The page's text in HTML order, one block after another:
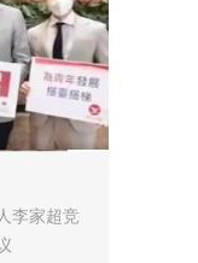
李家超竞